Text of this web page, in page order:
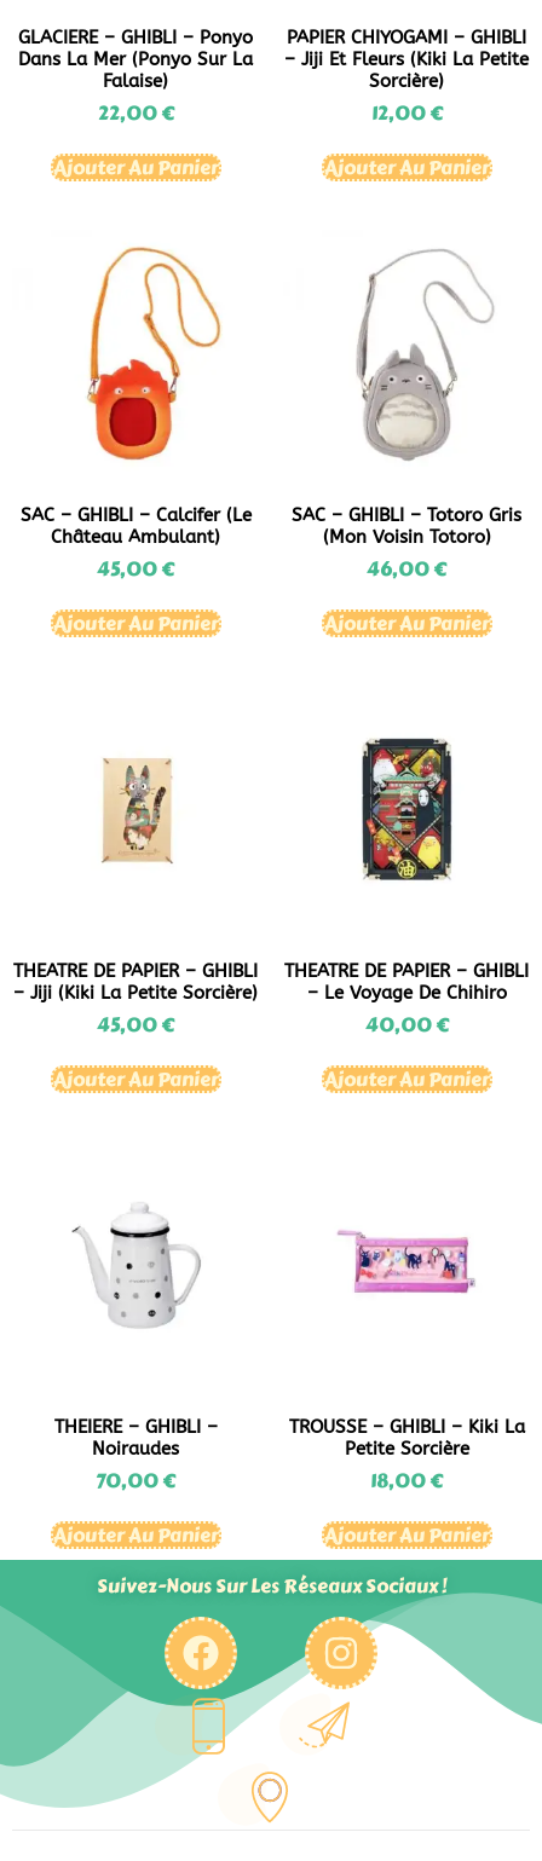
GLACIERE – GHIBLI – Ponyo
Dans La Mer (Ponyo Sur La
Falaise)
22,00€
Ajouter Au Panier
PAPIER CHIYOGAMI – GHIBLI
– Jiji Et Fleurs (Kiki La Petite
Sorcière)
12,00€
Ajouter Au Panier
SAC – GHIBLI – Calcifer (Le
Château Ambulant)
45,00€
Ajouter Au Panier
SAC – GHIBLI – Totoro Gris
(Mon Voisin Totoro)
46,00€
Ajouter Au Panier
THEATRE DE PAPIER – GHIBLI
– Jiji (Kiki La Petite Sorcière)
45,00€
Ajouter Au Panier
THEATRE DE PAPIER – GHIBLI
– Le Voyage De Chihiro
40,00€
Ajouter Au Panier
THEIERE – GHIBLI –
Noiraudes
70,00€
Ajouter Au Panier
TROUSSE – GHIBLI – Kiki La
Petite Sorcière
18,00€
Ajouter Au Panier
Suivez-Nous Sur Les Réseaux Sociaux !